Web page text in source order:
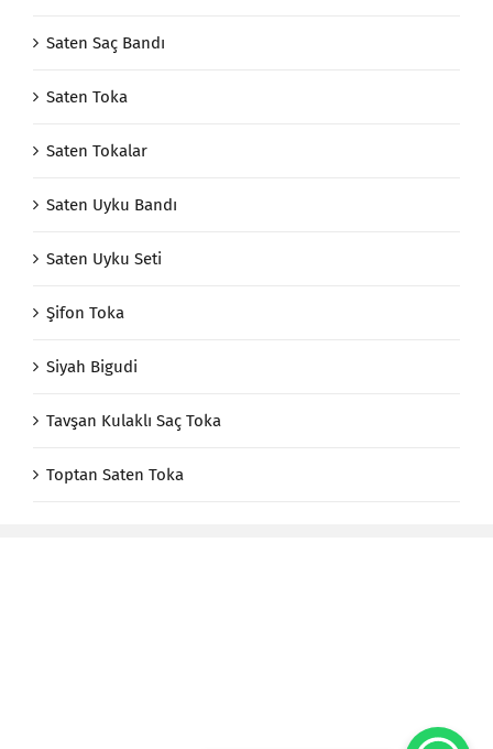
Saten Saç Bandı
Saten Toka
Saten Tokalar
Saten Uyku Bandı
Saten Uyku Seti
Şifon Toka
Siyah Bigudi
Tavşan Kulaklı Saç Toka
Toptan Saten Toka